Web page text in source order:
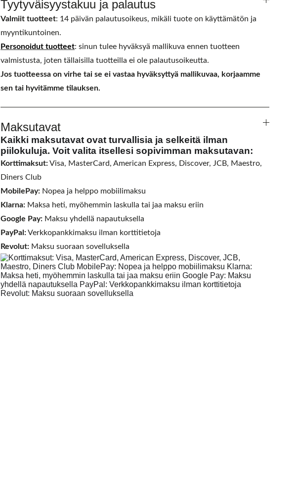
Tyytyväisyystakuu ja palautus
Valmiit tuotteet: 14 päivän palautusoikeus, mikäli tuote on käyttämätön ja
myyntikuntoinen.
Personoidut tuotteet: sinun tulee hyväksyä mallikuva ennen tuotteen
valmistusta, joten tällaisilla tuotteilla ei ole palautusoikeutta.
Jos tuotteessa on virhe tai se ei vastaa hyväksyttyä mallikuvaa, korjaamme
sen tai hyvitämme tilauksen.
Maksutavat
Kaikki maksutavat ovat turvallisia ja selkeitä ilman
piilokuluja. Voit valita itsellesi sopivimman maksutavan:
Korttimaksut:Visa, MasterCard, American Express, Discover, JCB, Maestro,
Diners Club
MobilePay: Nopea ja helppo mobiilimaksu
Klarna: Maksa heti, myöhemmin laskulla tai jaa maksu eriin
Google Pay: Maksu yhdellä napautuksella
PayPal:Verkkopankkimaksu ilman korttitietoja
Revolut: Maksu suoraan sovelluksella